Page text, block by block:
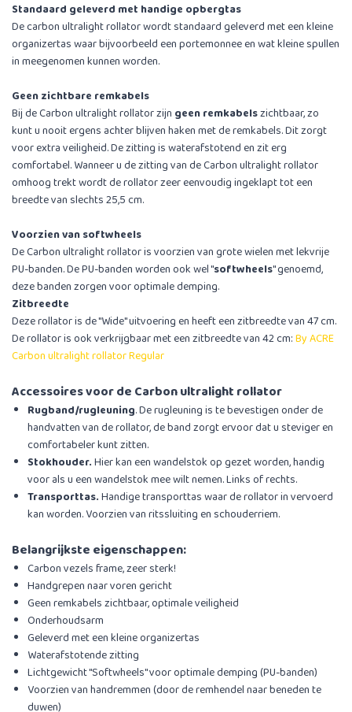
Standaard geleverd met handige opbergtas
De carbon ultralight rollator wordt standaard geleverd met een kleine
organizertas waar bijvoorbeeld een portemonnee en wat kleine spullen
in meegenomen kunnen worden.
Geen zichtbare remkabels
Bij de Carbon ultralight rollator zijn geen remkabelszichtbaar, zo
kunt u nooit ergens achter blijven haken met de remkabels. Dit zorgt
voor extra veiligheid. De zitting is waterafstotend en zit erg
comfortabel. Wanneer u de zitting van de Carbon ultralight rollator
omhoog trekt wordt de rollator zeer eenvoudig ingeklapt tot een
breedte van slechts 25,5 cm.
Voorzien van softwheels
De Carbon ultralight rollator is voorzien van grote wielen met lekvrije
PU-banden. De PU-banden worden ook wel ''softwheels'' genoemd,
deze banden zorgen voor optimale demping.
Zitbreedte
Deze rollator is de ''Wide'' uitvoering en heeft een zitbreedte van 47 cm.
De rollator is ook verkrijgbaar met een zitbreedte van 42 cm:By ACRE
Carbon ultralight rollator Regular
Accessoires voor de Carbon ultralight rollator
Rugband/rugleuning. De rugleuning is te bevestigen onder de
handvatten van de rollator, de band zorgt ervoor dat u steviger en
comfortabeler kunt zitten.
Stokhouder.Hier kan een wandelstok op gezet worden, handig
voor als u een wandelstok mee wilt nemen. Links of rechts.
Transporttas.Handige transporttas waar de rollator in vervoerd
kan worden. Voorzien van ritssluiting en schouderriem.
Belangrijkste eigenschappen:
Carbon vezels frame, zeer sterk!
Handgrepen naar voren gericht
Geen remkabels zichtbaar, optimale veiligheid
Onderhoudsarm
Geleverd met een kleine organizertas
Waterafstotende zitting
Lichtgewicht ''Softwheels'' voor optimale demping (PU-banden)
​Voorzien van handremmen (door de remhendel naar beneden te
duwen)